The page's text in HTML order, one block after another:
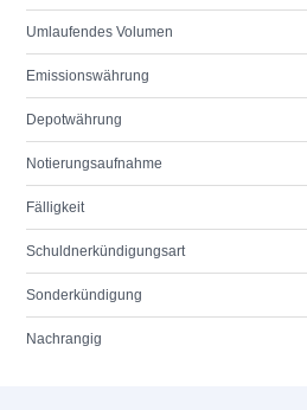
Umlaufendes Volumen
Emissionswährung
Depotwährung
Notierungsaufnahme
Fälligkeit
Schuldnerkündigungsart
Sonderkündigung
Nachrangig